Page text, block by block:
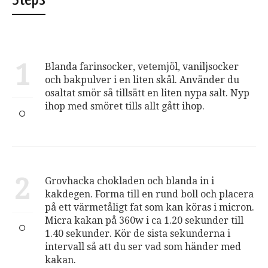
1
Blanda farinsocker, vetemjöl, vaniljsocker
och bakpulver i en liten skål. Använder du
osaltat smör så tillsätt en liten nypa salt. Nyp
ihop med smöret tills allt gått ihop.
2
Grovhacka chokladen och blanda in i
kakdegen. Forma till en rund boll och placera
på ett värmetåligt fat som kan köras i micron.
Micra kakan på 360w i ca 1.20 sekunder till
1.40 sekunder. Kör de sista sekunderna i
intervall så att du ser vad som händer med
kakan.